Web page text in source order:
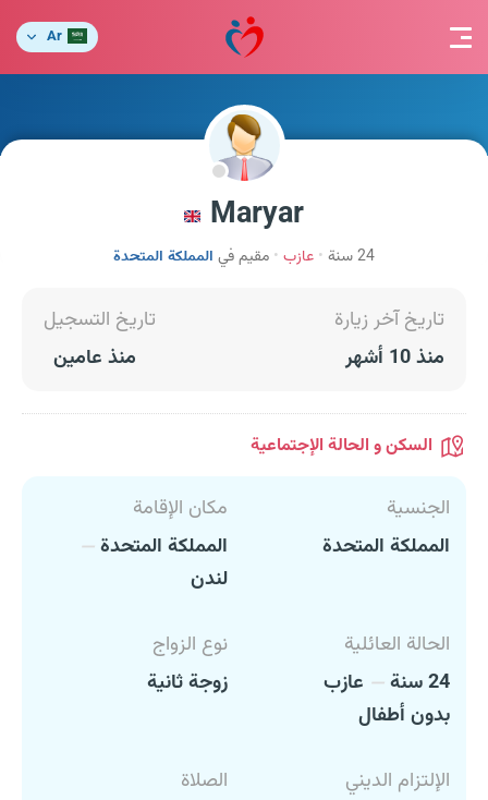
Ar
Maryar
24 سنة عازب مقيم في المملكة المتحدة
تاريخ آخر زيارة
منذ 10 أشهر
تاريخ التسجيل
منذ عامين
السكن و الحالة الإجتماعية
الجنسية
المملكة المتحدة
مكان الإقامة
المملكة المتحدة
لندن
الحالة العائلية
24 سنة
عازب
بدون أطفال
نوع الزواج
زوجة ثانية
الإلتزام الديني
الصلاة